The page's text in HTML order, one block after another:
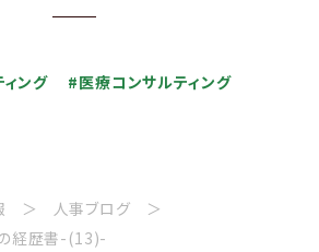
ング #医療コンサルティング
人事ブログ
経歴書-(13)-